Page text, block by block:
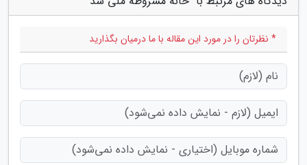
* نظرتان را در مورد این مقاله با ما درمیان بگذارید